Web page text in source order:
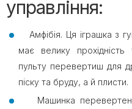
управління:
Амфібія. Ця іграшка з
має велику
пульту перевертиш для
піску та бруду, а й плисти.
Машинка